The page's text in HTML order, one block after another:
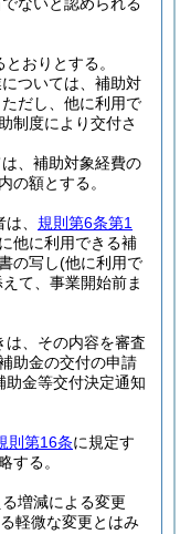
とおりとする。
ついては、補助対
ただし、他に利用で
制度により交付さ
、補助対象経費の
の額とする。
、 規則第6条第1
他に利用できる補
の写し(他に利用で
えて、事業開始前ま
は、その内容を審査
助金の交付の申請
助金等交付決定通知
則第16条に規定す
する。
増減による変更
軽微な変更とはみ